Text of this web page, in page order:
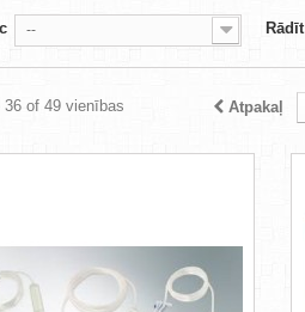
-- Rādīt
Atpakaļ
36 of 49 vienības